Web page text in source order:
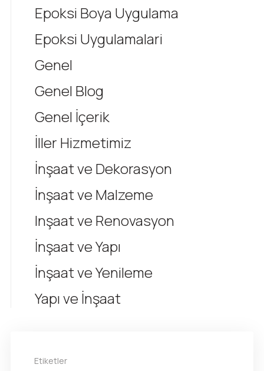
Epoksi Boya Uygulama
Epoksi Uygulamalari
Genel
Genel Blog
Genel İçerik
İller Hizmetimiz
İnşaat ve Dekorasyon
İnşaat ve Malzeme
Inşaat ve Renovasyon
İnşaat ve Yapı
İnşaat ve Yenileme
Yapı ve İnşaat
Etiketler